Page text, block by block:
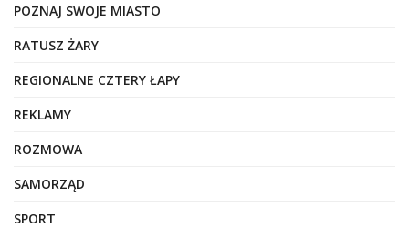
POZNAJ SWOJE MIASTO
RATUSZ ŻARY
REGIONALNE CZTERY ŁAPY
REKLAMY
ROZMOWA
SAMORZĄD
SPORT